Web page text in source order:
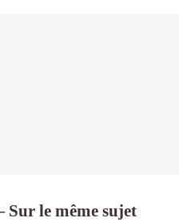
le même sujet